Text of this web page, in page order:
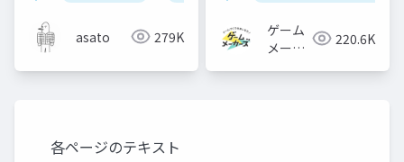
asato 279K
ゲーム
メーカ
220.6K
各ページのテキスト